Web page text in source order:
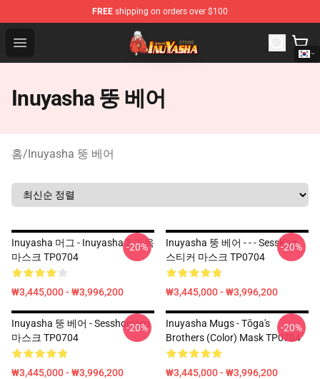
FREE shipping on orders over $100
Open menu
Inuyasha Store - Official Inuyasha Merchandise Shop
Inuyasha 뚱 베어
홈/Inuyasha 뚱 베어
Inuyasha 머그 - Inuyasha & 가옥
마스크 TP0704
₩3,445,000 - ₩3,996,200
-20%
Inuyasha 뚱 베어 - - - SessKag
스티커 마스크 TP0704
₩3,445,000 - ₩3,996,200
-20%
Inuyasha 뚱 베어 - Sesshomaru
마스크 TP0704
₩3,445,000 - ₩3,996,200
-20%
Inuyasha Mugs - Tōga's
Brothers (color) Mask TP0704
₩3,445,000 - ₩3,996,200
-20%